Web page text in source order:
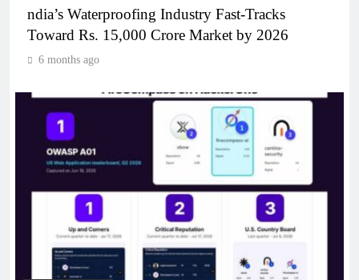
ndia’s Waterproofing Industry Fast-Tracks
Toward Rs. 15,000 Crore Market by 2026
6 months ago